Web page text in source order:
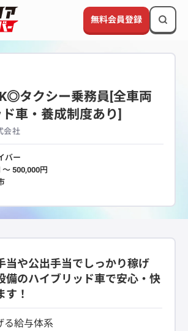
無料会員登録
タクシー乗務員[全車両
車・養成制度あり]
会社
バー
500,000円
当や公出手当でしっかり稼げ
備のハイブリッド車で安心・快
す！
る給与体系